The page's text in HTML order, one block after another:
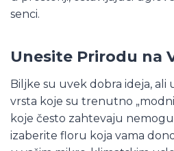
senci.
Unesite Prirodu na
Biljke su uvek dobra ideja,
vrsta koje su trenutno
koje često zahtevaju
izaberite floru koja vama